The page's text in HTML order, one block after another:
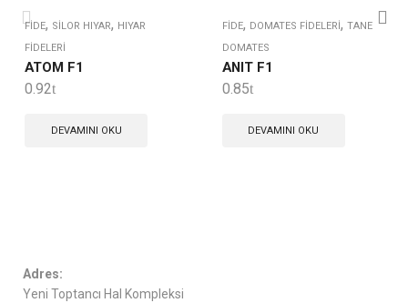
FIDE, SILOR HIYAR, HIYAR
FIDELERI
ATOM F1
0.92
DEVAMINI OKU
FIDE, DOMATES FIDELERI , TANE
DOMATES
ANIT F1
0.85
DEVAMINI OKU
Adres:
Yeni Toptancı Hal Kompleksi